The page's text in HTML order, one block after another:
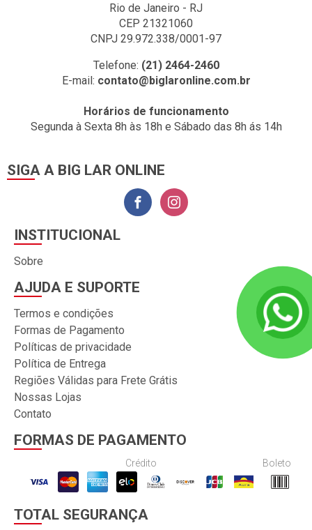
Rio de Janeiro - RJ
CEP 21321060
CNPJ 29.972.338/0001-97
Telefone: (21) 2464-2460
E-mail: contato@biglaronline.com.br
Horários de funcionamento
Segunda à Sexta 8h às 18h e Sábado das 8h ás 14h
SIGA A BIG LAR ONLINE
INSTITUCIONAL
Sobre
AJUDA E SUPORTE
Termos e condições
Formas de Pagamento
Políticas de privacidade
Política de Entrega
Regiões Válidas para Frete Grátis
Nossas Lojas
Contato
FORMAS DE PAGAMENTO
Crédito Boleto
TOTAL SEGURANÇA